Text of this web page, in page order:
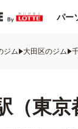
パー
ジム 大田区のジム
（東